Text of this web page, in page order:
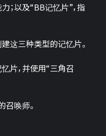
；以及“BB记忆片”，指
这三种类型的记忆片。
片，并使用“三角召
召唤师。